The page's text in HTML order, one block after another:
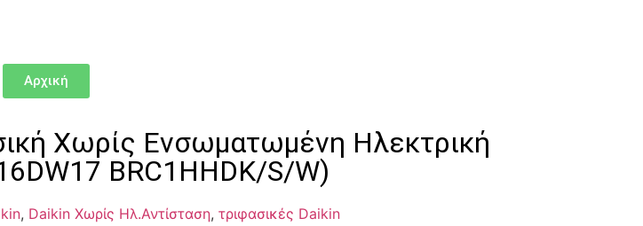
Αρχική
Χωρίς Ενσωματωμένη Ηλεκτρική
BRC1HHDK/S/W)
, Daikin Χωρίς Ηλ.Αντίσταση, τριφασικές Daikin